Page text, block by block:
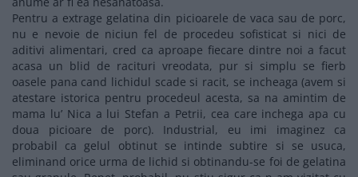
Pentru a extrage gelatina din picioarele de vaca sau de porc,
nu e nevoie de niciun fel de procedeu sofisticat si nici de
aditivi alimentari, cred ca aproape fiecare dintre noi a facut
acasa un blid de racituri vreodata, pur si simplu se fierb
oasele pana cand lichidul scade si racit, se incheaga (avem si
atestare istorica pentru procedeul acesta, sa na amintim de
mama lu’ Nica a lui Stefan a Petrii, cea care inchega apa cu
doua picioare de porc). Industrial, eu imi imaginez ca
probabil ca gelul obtinut se intinde subtire si se usuca,
eliminand orice urma de lichid si obtinandu-se foi de gelatina